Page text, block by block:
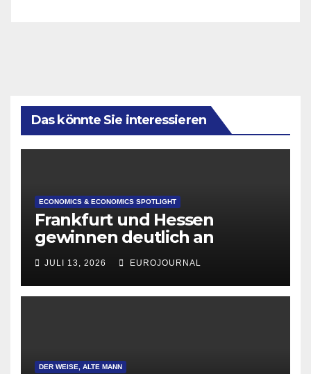
Das könnte Sie interessieren
ECONOMICS & ECONOMICS SPOTLIGHT
Frankfurt und Hessen
gewinnen deutlich an
Attraktivität für Startup-
Gründungen
JULI 13, 2026 EUROJOURNAL
DER WEISE, ALTE MANN